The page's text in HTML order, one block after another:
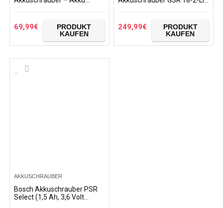
Geschwindigkeitsstufen, 32
Nm Drehmoment…
69,99€
PRODUKT
KAUFEN
L-BOXX)
249,99€
PRODUKT
KAUFEN
AKKUSCHRAUBER
Bosch Akkuschrauber PSR
Select (1,5 Ah, 3,6 Volt